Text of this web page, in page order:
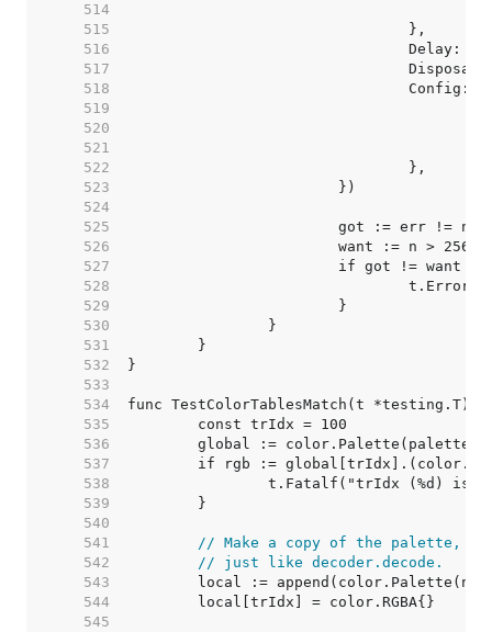
   514
   515
   516
   517
   518
   519
   520
   521
   522
   523
   524
   525
   526
   527
   528
   529
   530
   531
   532
   533
   534
   535
   536
   537
   538
   539
   540
   541
// Make a copy of the palette,
   542
// just like decoder.decode.
   543
   544
   545